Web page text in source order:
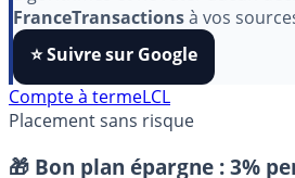
Pour soutenir le travail de notre
algorithmes et ne rater aucun
FranceTransactionsà vos
⭐️ Suivre sur Google
Placement sans risque